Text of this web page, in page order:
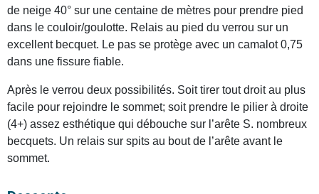
de neige 40° sur une centaine de mètres pour prendre pied
dans le couloir/goulotte. Relais au pied du verrou sur un
excellent becquet. Le pas se protège avec un camalot 0,75
dans une fissure fiable.
Après le verrou deux possibilités. Soit tirer tout droit au plus
facile pour rejoindre le sommet; soit prendre le pilier à droite
(4+) assez esthétique qui débouche sur l’arête S. nombreux
becquets. Un relais sur spits au bout de l’arête avant le
sommet.